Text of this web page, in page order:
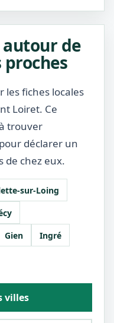
de
les fiches locales
Loiret. Ce
trouver
déclarer un
de chez eux.
sur-Loing
Gien
Ingré
villes